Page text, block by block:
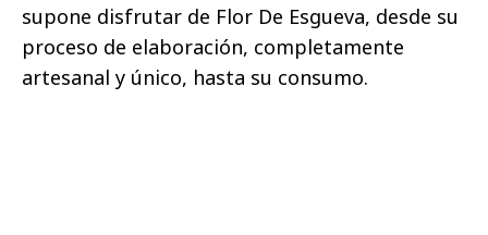
supone disfrutar de Flor De Esgueva, desde su
proceso de elaboración, completamente
artesanal y único, hasta su consumo.